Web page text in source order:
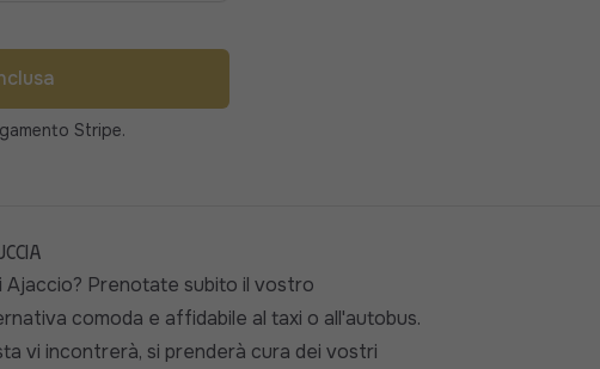
Stripe.
Prenotate subito il vostro
comoda e affidabile al taxi o all'autobus.
vi incontrerà, si prenderà cura dei vostri